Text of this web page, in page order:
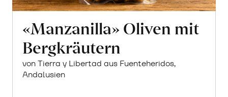
«Manzanilla» Oliven mit
Bergkräutern
von Tierra y Libertad aus Fuenteheridos,
Andalusien